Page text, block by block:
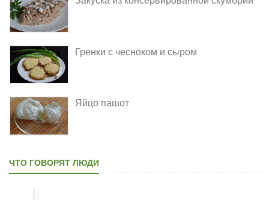
Гренки с чесноком и сыром
Яйцо пашот
ЧТО ГОВОРЯТ ЛЮДИ